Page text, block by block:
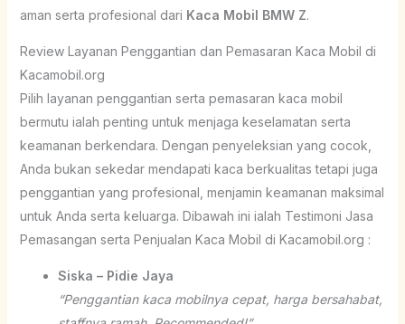
aman serta profesional dari Kaca Mobil BMW Z.
Review Layanan Penggantian dan Pemasaran Kaca Mobil di
Kacamobil.org
Pilih layanan penggantian serta pemasaran kaca mobil
bermutu ialah penting untuk menjaga keselamatan serta
keamanan berkendara. Dengan penyeleksian yang cocok,
Anda bukan sekedar mendapati kaca berkualitas tetapi juga
penggantian yang profesional, menjamin keamanan maksimal
untuk Anda serta keluarga. Dibawah ini ialah Testimoni Jasa
Pemasangan serta Penjualan Kaca Mobil di Kacamobil.org :
Siska – Pidie Jaya
“Penggantian kaca mobilnya cepat, harga bersahabat,